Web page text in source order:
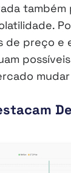
também
de preço e